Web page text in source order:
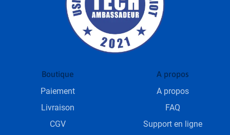
Boutique
Paiement
Livraison
CGV
A propos
A propos
FAQ
Support en ligne